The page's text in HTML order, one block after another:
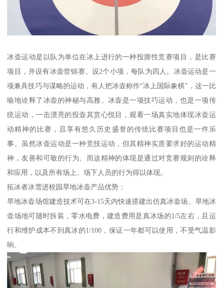
冰壶运动是以队为单位在冰上进行的一种投掷性竞赛项目，是比赛
项目，并设有冰壶世锦赛。设2个小项，每队为四人。冰壶运动是一
项兼具技巧与谋略的运动，有人把冰壶称作“冰上国际象棋”，这一比
喻地诠释了冰壶的神秘与高雅。冰壶是一项技巧运动，也是一项传
统运动，一击漂亮的投壶其赏心悦目，观看一场真实地体现冰壶运
动精神的比赛，且享有悠久历史盛誉的传统比赛项目也是一件乐
事。虽然冰壶运动是一种竞技运动，但其精神实质要求好的运动精
神，友善和可敬的行为。而这精神的体现是通过对竞赛规则的诠释
和应用，以及所有场上、场下人员的行为得以体现。
拓冰者冰雪进校园旱地冰壶产品优势：
旱地冰壶场馆建造技术可在3-15天内快速搭建出仿真冰壶场。旱地冰
壶场地可随时拆装，零水电费，建造费用是真冰场的1/5左右，且运
行和维护成本不到真冰的1/100，保证一年都可以使用，不受气温影
响。